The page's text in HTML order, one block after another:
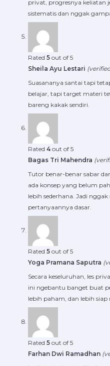
privat, progresnya keliatan
sistematis dan nggak
Rated 5 out of 5
Sheila Ayu Lestari
Suasananya santai tapi
belajar, tapi target materi
bareng kakak sendiri.
Rated 4 out of 5
Bagas Tri Mahendra
Tutor benar-benar sabar
ada konsep yang belum
lebih sederhana. Jadi
pertanyaannya dasar.
Rated 5 out of 5
Yoga Pramana Saputra
Secara keseluruhan, les
ini ngebantu banget buat
lebih paham, dan lebih siap
Rated 5 out of 5
Farhan Dwi Ramadhan